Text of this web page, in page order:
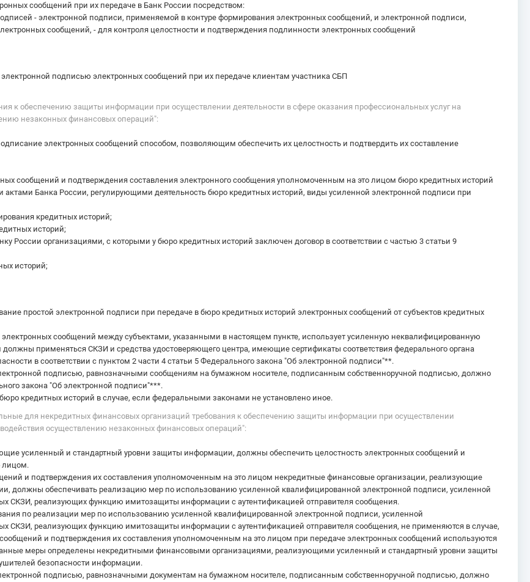
сообщений при их передаче в Банк России посредством:
- электронной подписи, применяемой в контуре формирования электронных сообщений, и электронной подписи,
сообщений, - для контроля целостности и подтверждения подлинности электронных сообщений
подписью электронных сообщений при их передаче клиентам участника СБП
к обеспечению защиты информации при осуществлении деятельности в сфере оказания профессиональных услуг на
незаконных финансовых операций":
электронных сообщений способом, позволяющим обеспечить их целостность и подтвердить их составление
сообщений и подтверждения составления электронного сообщения уполномоченным на это лицом бюро кредитных историй
Банка России, регулирующими деятельность бюро кредитных историй, виды усиленной электронной подписи при
кредитных историй;
историй;
России организациями, с которыми у бюро кредитных историй заключен договор в соответствии с частью 3 статьи 9
историй;
простой электронной подписи при передаче в бюро кредитных историй электронных сообщений от субъектов кредитных
сообщений между субъектами, указанными в настоящем пункте, использует усиленную неквалифицированную
применяться СКЗИ и средства удостоверяющего центра, имеющие сертификаты соответствия федерального органа
в соответствии с пунктом 2 части 4 статьи 5 Федерального закона "Об электронной подписи"**.
подписью, равнозначными сообщениям на бумажном носителе, подписанным собственноручной подписью, должно
закона "Об электронной подписи"***.
кредитных историй в случае, если федеральными законами не установлено иное.
для некредитных финансовых организаций требования к обеспечению защиты информации при осуществлении
осуществлению незаконных финансовых операций":
усиленный и стандартный уровни защиты информации, должны обеспечить целостность электронных сообщений и
лицом.
и подтверждения их составления уполномоченным на это лицом некредитные финансовые организации, реализующие
должны обеспечивать реализацию мер по использованию усиленной квалифицированной электронной подписи, усиленной
СКЗИ, реализующих функцию имитозащиты информации с аутентификацией отправителя сообщения.
по реализации мер по использованию усиленной квалифицированной электронной подписи, усиленной
СКЗИ, реализующих функцию имитозащиты информации с аутентификацией отправителя сообщения, не применяются в случае,
и подтверждения их составления уполномоченным на это лицом при передаче электронных сообщений используются
меры определены некредитными финансовыми организациями, реализующими усиленный и стандартный уровни защиты
безопасности информации.
подписью, равнозначными документам на бумажном носителе, подписанным собственноручной подписью, должно